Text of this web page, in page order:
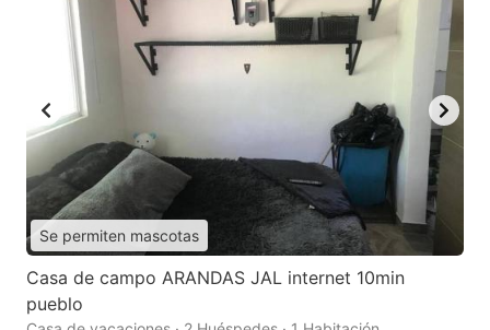
Se permiten mascotas
Casa de campo ARANDAS JAL internet 10min
pueblo